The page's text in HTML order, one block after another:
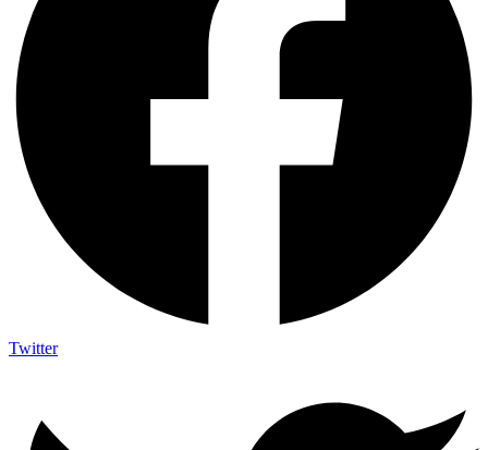
Twitter